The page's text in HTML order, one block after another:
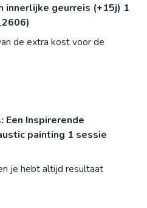
innerlijke geurreis (+15j) 1
de extra kost voor de
Een Inspirerende
painting 1 sessie
je hebt altijd resultaat